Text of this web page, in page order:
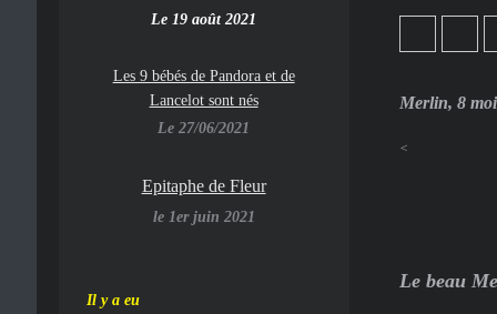
Merlin, 8
<
Le beau
Le 19 août 2021
Les 9 bébés de Pandora et de
Lancelot sont nés
Le 27/06/2021
Epitaphe de Fleur
le 1er juin 2021
Il y a eu